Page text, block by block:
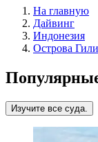
На главную
Дайвинг
Индонезия
Острова Гили
Изучите все суда.